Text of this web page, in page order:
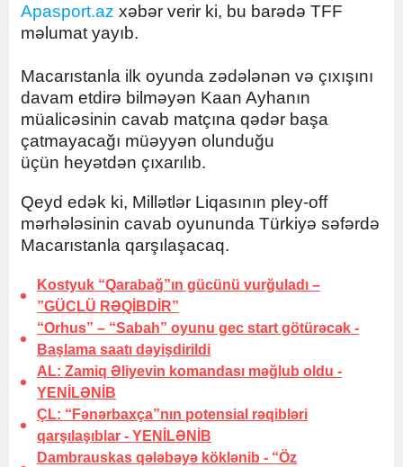
Apasport.az xəbər verir ki, bu barədə TFF
məlumat yayıb.
Macarıstanla ilk oyunda zədələnən və çıxışını
davam etdirə bilməyən Kaan Ayhanın
müalicəsinin cavab matçına qədər başa
çatmayacağı müəyyən olunduğu
üçün heyətdən çıxarılıb.
Qeyd edək ki, Millətlər Liqasının pley-off
mərhələsinin cavab oyununda Türkiyə səfərdə
Macarıstanla qarşılaşacaq.
Kostyuk “Qarabağ”ın gücünü vurğuladı –
”GÜCLÜ RƏQİBDİR”
“Orhus” – “Sabah” oyunu gec start götürəcək -
Başlama saatı dəyişdirildi
AL: Zamiq Əliyevin komandası məğlub oldu -
YENİLƏNİB
ÇL: “Fənərbaxça”nın potensial rəqibləri
qarşılaşıblar - YENİLƏNİB
Dambrauskas qələbəyə köklənib - “Öz